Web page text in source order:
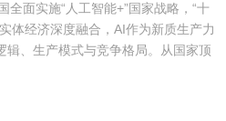
全面实施“人工智能+”国家战略，“十
体经济深度融合，AI作为新质生产力
辑、生产模式与竞争格局。从国家顶